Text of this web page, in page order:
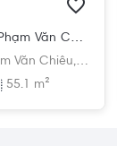
Nhà phố Đường Phạm Văn Chiêu 2 tầng diện tích 55.1m² pháp lý sổ hồng
Văn Chiêu,
55.1 m²